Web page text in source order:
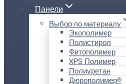
Панели
Выбор по материалу
Экополимер
Полистирол
Фитополимер
XPS Полимер
Полиуретан
Дюрополимер®